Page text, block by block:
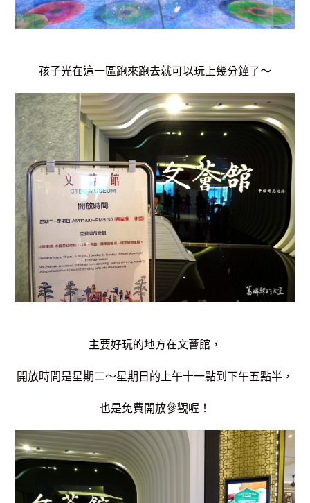
孩子光在這一區跑來跑去就可以玩上幾分鐘了～
主要好玩的地方在文薈館，
開放時間是星期二～星期日的上午十一點到下午五點半，
也是免費開放參觀喔！